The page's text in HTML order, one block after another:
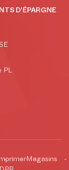
D'ÉPARGNE
PL
Magasins